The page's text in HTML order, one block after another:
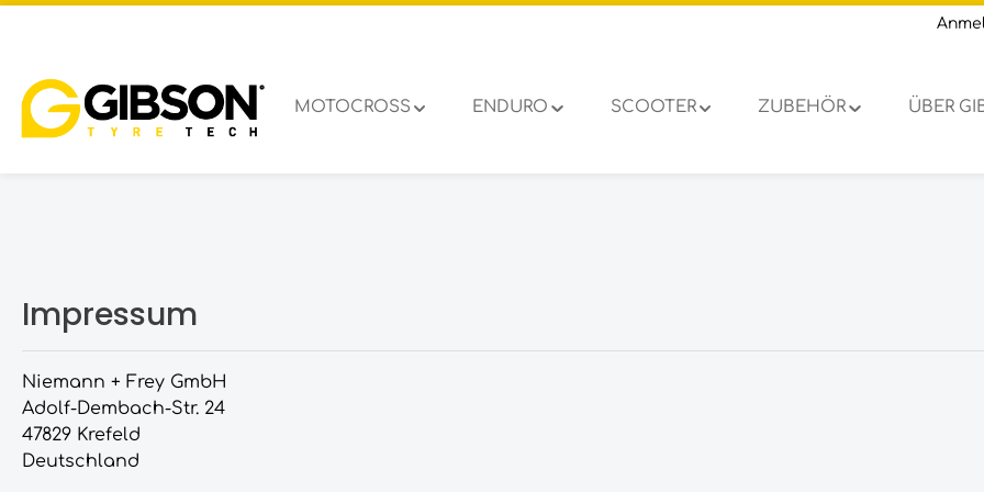
MOTOCROSS ENDURO SCOOTER ZUBEHÖR ÜBER
Impressum
Niemann + Frey GmbH
Adolf-Dembach-Str. 24
47829 Krefeld
Deutschland